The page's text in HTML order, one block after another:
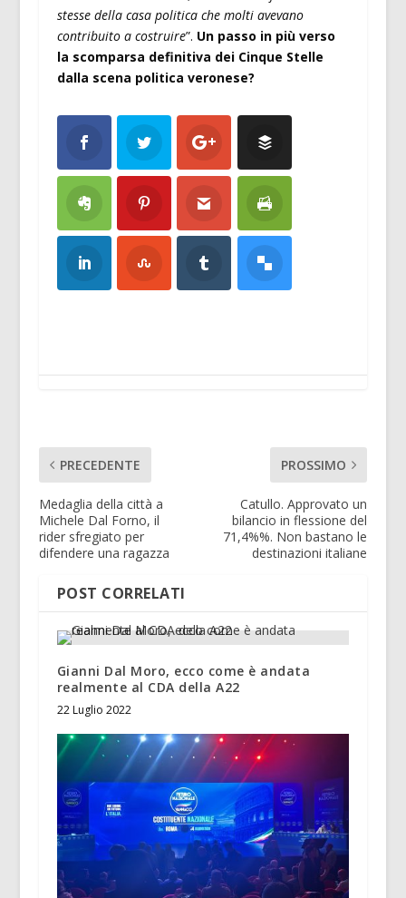
stesse della casa politica che molti avevano
contribuito a costruire”. Un passo in più verso
la scomparsa definitiva dei Cinque Stelle
dalla scena politica veronese?
PRECEDENTE
Medaglia della città a
Michele Dal Forno, il
rider sfregiato per
difendere una ragazza
PROSSIMO
Catullo. Approvato un
bilancio in flessione del
71,4%%. Non bastano le
destinazioni italiane
POST CORRELATI
Gianni Dal Moro, ecco come è andata
realmente al CDA della A22
22 Luglio 2022